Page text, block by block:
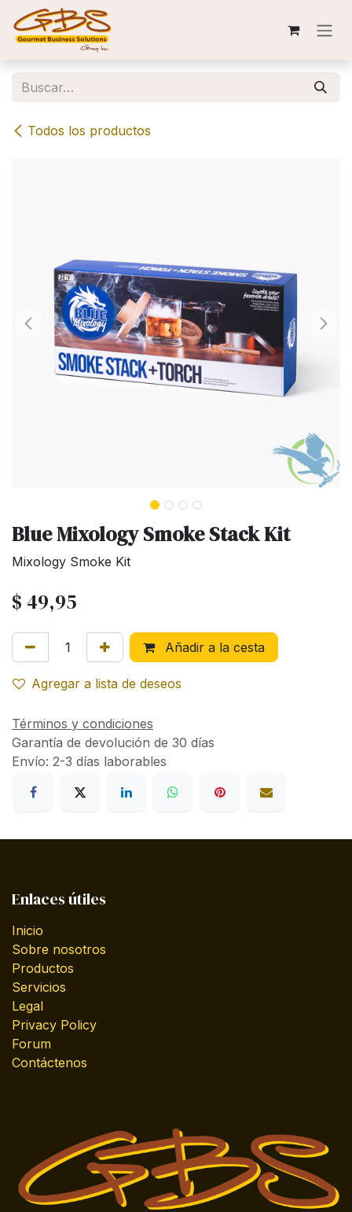
Ir al contenido
Todos los productos
Blue Mixology Smoke Stack Kit
Mixology Smoke Kit
$ 49,95
Añadir a la cesta
Agregar a lista de deseos
Términos y condiciones
Garantía de devolución de 30 días
Envío: 2-3 días laborables
Enlaces útiles
Inicio
Sobre nosotros
Productos
Servicios
Legal
Privacy Policy
Forum
Contáctenos